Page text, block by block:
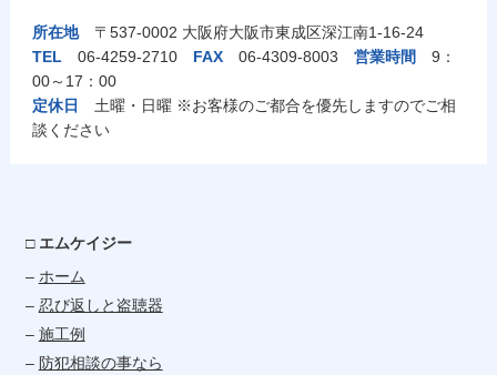
所在地〒537-0002 大阪府大阪市東成区深江南1-16-24
TEL 06-4259-2710 FAX06-4309-8003 営業時間
9：
00～17：00
定休日
土曜・日曜 ※お客様のご都合を優先しますのでご相
談ください
□ エムケイジー
– ホーム
– 忍び返しと盗聴器
– 施工例
– 防犯相談の事なら